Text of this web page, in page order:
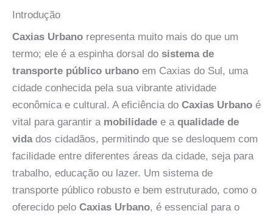
Introdução
Caxias Urbano representa muito mais do que um
termo; ele é a espinha dorsal do sistema de
transporte público urbano em Caxias do Sul, uma
cidade conhecida pela sua vibrante atividade
econômica e cultural. A eficiência do Caxias Urbano é
vital para garantir a mobilidade e a qualidade de
vidados cidadãos, permitindo que se desloquem com
facilidade entre diferentes áreas da cidade, seja para
trabalho, educação ou lazer. Um sistema de
transporte público robusto e bem estruturado, como o
oferecido pelo Caxias Urbano, é essencial para o